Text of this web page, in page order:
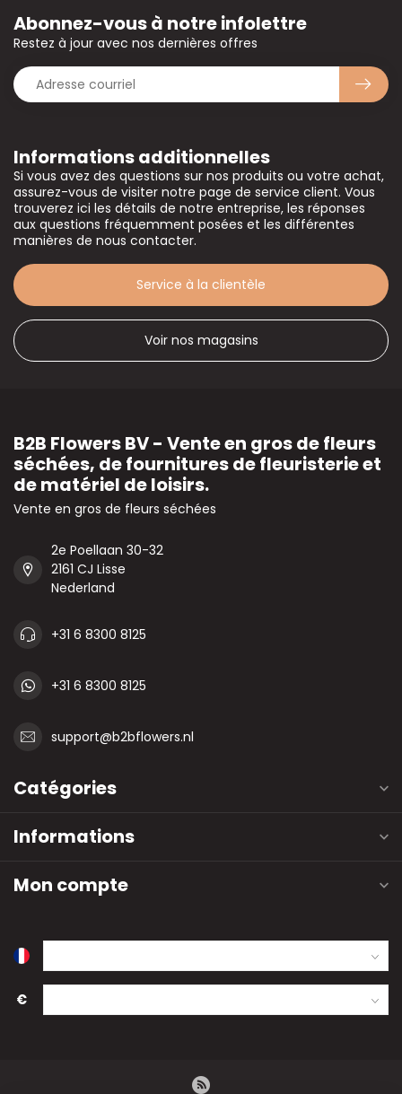
Informations additionnelles
Si vous avez des questions sur nos produits ou votre achat,
assurez-vous de visiter notre page de service client. Vous
trouverez ici les détails de notre entreprise, les réponses
aux questions fréquemment posées et les différentes
manières de nous contacter.
Service à la clientèle
Voir nos magasins
Abonnez-vous à notre infolettre
Restez à jour avec nos dernières offres
B2B Flowers BV - Vente en gros de fleurs
séchées, de fournitures de fleuristerie et
de matériel de loisirs.
Vente en gros de fleurs séchées
2e Poellaan 30-32
2161 CJ Lisse
Nederland
+31 6 8300 8125
+31 6 8300 8125
support@b2bflowers.nl
Catégories
Informations
Mon compte
€